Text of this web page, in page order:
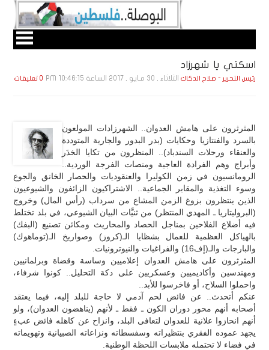
اسكتي يا شهرزاد
رئيس التحرير - صلاح الدكاك الثلاثاء , 30 مـايـو , 2017 الساعة 10:46:15 PM 0 تعليقات
المثرثرون على هامش العدوان.. الشهرزادات المولعون
بالسرد والفنتازيا وحكايات (بدر البدور والجارية المتوددة
والعنقاء ورحلات السندباد).. المنظرون من تكايا الخدَر
وأبراج وهم الفرادة العاجية ومنصات الفرجة الوردية..
الرومانسيون في زمن الكوليرا والعنقوديات والحصار الخانق والجوع
وسوء التغذية والمقابر الجماعية.. الاشتراكيون الزائفون والشيوعيون
الذين ينتظرون بزوغ الزمن المشاع من سرداب (رأس المال) وخروج
(البروليتاريا ـ المهدي المنتظر) من ثنيَّات البيان الشيوعي، في بلد تختلط
فيه أضلاع الفلاحين بمناجل الحصاد والمحاريث ومكائن تصنيع (البفك)
بالهياكل العظمية للعمال بشظايا الـ(كروز) وصواريخ الـ(توماهوك)
والبارجات والـ(إف16) والفراغيات والنيوترونيات.
المثرثرون على هامش العدوان إعلاميين وساسة وقضاة وبرلمانيين
ومهندسين وأكاديميين وعسكريين على دكة التحليل.. كونوا شرفاء،
واحملوا السلاح، أو فاخرسوا للأبد..
عنكم أتحدث.. عن فائض لحم آدمي لا حاجة للبلد إليه، فيما يعتقد
أصحابه أنهم محور دوران الكون ـ فقط ـ لأنهم (يناهضون العدوان)، ولو
أنهم انحازوا علانية للعدوان لتعافى البلد، وانزاح عن كاهله فائض عبءٍ
يجهد عموده الفقري بنتظيراته وسفسطاته ونزاعاته الصبيانية وتهويماته
في فضاء لا تحتمله ملابسات اللحظة الوطنية.